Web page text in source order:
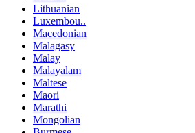
Lithuanian
Luxembou..
Macedonian
Malagasy
Malay
Malayalam
Maltese
Maori
Marathi
Mongolian